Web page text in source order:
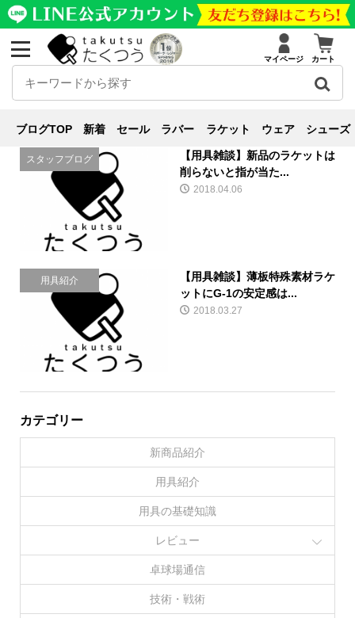
マイページ カート
ブログTOP 新着 セール ラバー ラケット ウェア シューズ
用具雑談
スタッフブログ
【用具雑談】新品のラケットは
削らないと指が当た...
2018.04.06
用具紹介
【用具雑談】薄板特殊素材ラケ
ットにG-1の安定感は...
2018.03.27
カテゴリー
新商品紹介
用具紹介
用具の基礎知識
レビュー
卓球場通信
技術・戦術